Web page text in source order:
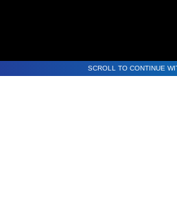
SCROLL TO CONTINUE